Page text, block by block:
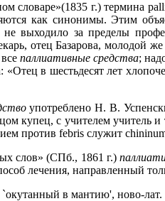
словаре»(1835 г.) термина
как синонимы. Этим
выходило за пределы
отец Базарова, молодой
всепаллиативные средства;
в шестьдесят лет
употреблено Н. В.
купец, с учителем учитель и
против febris служит
слов» (СПб., 1861 г.)
лечения, направленный
`окутанный в мантию', ново-